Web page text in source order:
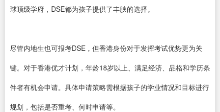
球顶级学府，DSE都为孩子提供了丰腴的选择。
尽管内地生也可报考DSE，但香港身份对于发挥考试优势更为关
键。对于香港优才计划，年龄18岁以上、满足经济、品格和学历条
件者有机会申请。具体申请策略需根据孩子的学业情况和目标进行
规划，包括是否重考、何时申请等。